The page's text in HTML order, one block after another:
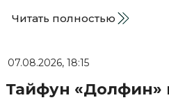
Читать полностью
07.08.2026, 18:15
Тайфун «Долфин»